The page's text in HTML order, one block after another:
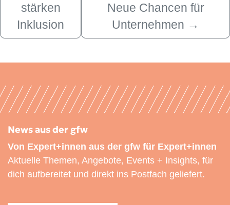
stärken
Inklusion
Neue Chancen für
Unternehmen →
News aus der gfw
Von Expert+innen aus der gfw für Expert+innen
Aktuelle Themen, Angebote, Events + Insights, für
dich aufbereitet und direkt ins Postfach geliefert.